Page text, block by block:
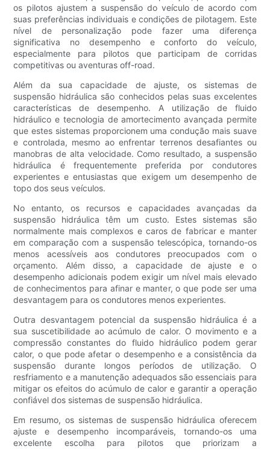
os pilotos ajustem a suspensão do veículo de acordo com
suas preferências individuais e condições de pilotagem. Este
nível de personalização pode fazer uma diferença
significativa no desempenho e conforto do veículo,
especialmente para pilotos que participam de corridas
competitivas ou aventuras off-road.
Além da sua capacidade de ajuste, os sistemas de
suspensão hidráulica são conhecidos pelas suas excelentes
características de desempenho. A utilização de fluido
hidráulico e tecnologia de amortecimento avançada permite
que estes sistemas proporcionem uma condução mais suave
e controlada, mesmo ao enfrentar terrenos desafiantes ou
manobras de alta velocidade. Como resultado, a suspensão
hidráulica é frequentemente preferida por condutores
experientes e entusiastas que exigem um desempenho de
topo dos seus veículos.
No entanto, os recursos e capacidades avançadas da
suspensão hidráulica têm um custo. Estes sistemas são
normalmente mais complexos e caros de fabricar e manter
em comparação com a suspensão telescópica, tornando-os
menos acessíveis aos condutores preocupados com o
orçamento. Além disso, a capacidade de ajuste e o
desempenho adicionais podem exigir um nível mais elevado
de conhecimentos para afinar e manter, o que pode ser uma
desvantagem para os condutores menos experientes.
Outra desvantagem potencial da suspensão hidráulica é a
sua suscetibilidade ao acúmulo de calor. O movimento e a
compressão constantes do fluido hidráulico podem gerar
calor, o que pode afetar o desempenho e a consistência da
suspensão durante longos períodos de utilização. O
resfriamento e a manutenção adequados são essenciais para
mitigar os efeitos do acúmulo de calor e garantir a operação
confiável dos sistemas de suspensão hidráulica.
Em resumo, os sistemas de suspensão hidráulica oferecem
ajuste e desempenho incomparáveis, tornando-os uma
excelente escolha para pilotos que priorizam a